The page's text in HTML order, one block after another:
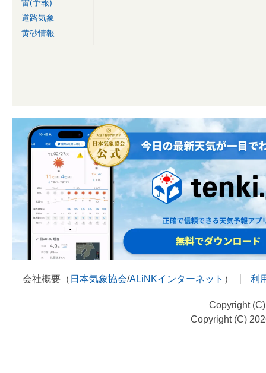
雷(予報)
道路気象
黄砂情報
会社概要（ 日本気象協会/ALiNKインターネット ） 利
Copyright
Copyright (C)